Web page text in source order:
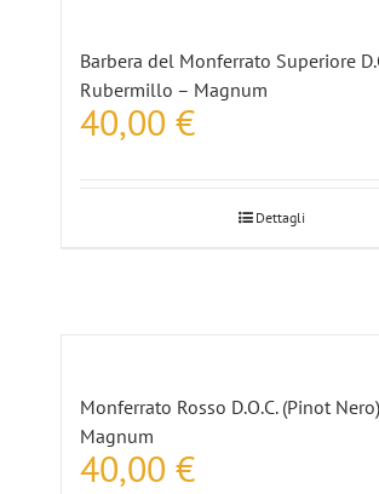
Barbera del Monferrato Superiore
Rubermillo – Magnum
40,00 €
Dettagli
Monferrato Rosso D.O.C. (Pinot
Magnum
40,00 €